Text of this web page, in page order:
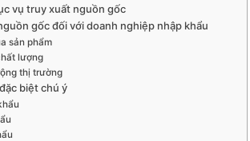
vụ truy xuất nguồn gốc
gốc đối với doanh nghiệp nhập khẩu
sản phẩm
lượng
thị trường
biệt chú ý